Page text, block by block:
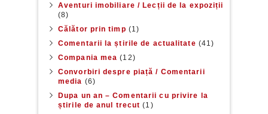
Aventuri imobiliare / Lecții de la expoziții
(8)
Călător prin timp (1)
Comentarii la știrile de actualitate (41)
Compania mea (12)
Convorbiri despre piață / Comentarii
media (6)
Dupa un an – Comentarii cu privire la
știrile de anul trecut (1)